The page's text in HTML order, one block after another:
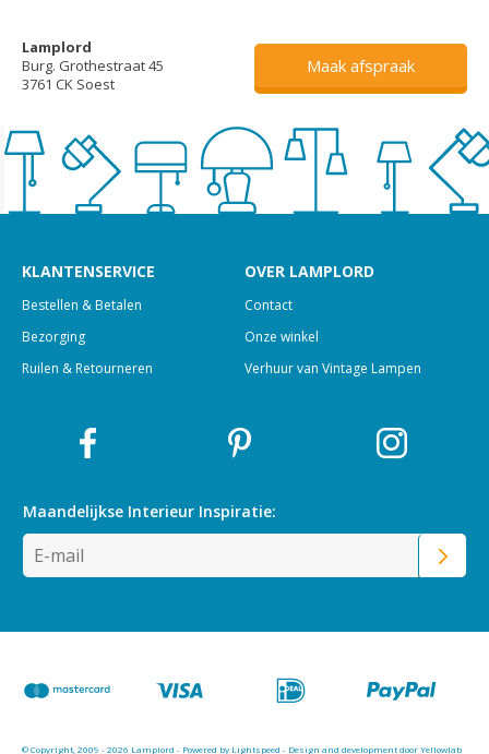
Lamplord
Burg. Grothestraat 45
3761 CK Soest
Maak afspraak
KLANTENSERVICE
Bestellen & Betalen
Bezorging
Ruilen & Retourneren
OVER LAMPLORD
Contact
Onze winkel
Verhuur van Vintage Lampen
Maandelijkse Interieur Inspiratie:
© Copyright, 2009 - 2026 Lamplord - Powered by Lightspeed - Design and development door Yellowlab